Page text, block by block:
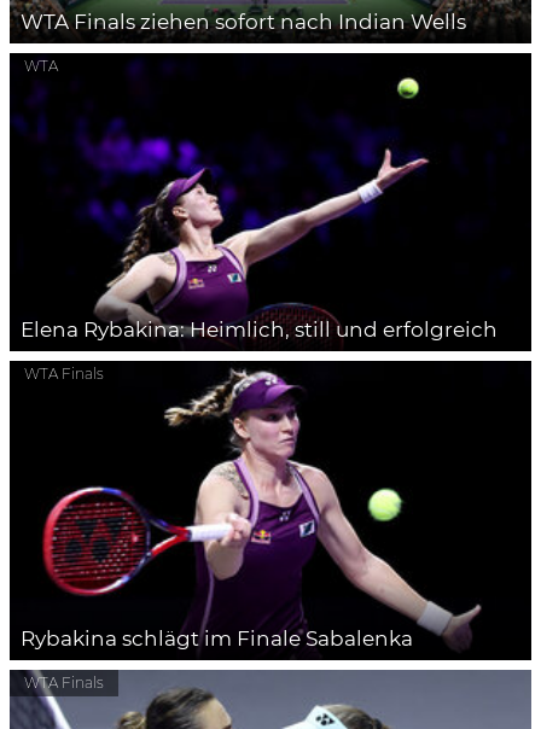
WTA Finals ziehen sofort nach Indian Wells
WTA
Elena Rybakina: Heimlich, still und erfolgreich
WTA Finals
Rybakina schlägt im Finale Sabalenka
WTA Finals